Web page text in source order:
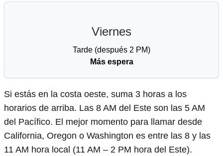
Viernes
Tarde (después 2 PM)
Más espera
Si estás en la costa oeste, suma 3 horas a los
horarios de arriba. Las 8 AM del Este son las 5 AM
del Pacífico. El mejor momento para llamar desde
California, Oregon o Washington es entre las 8 y las
11 AM hora local (11 AM – 2 PM hora del Este).